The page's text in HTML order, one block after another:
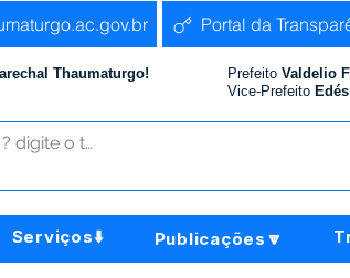
Portal da
Thaumaturgo! Prefeito Valdelio
Vice-Prefeito
Serviços⬇️ Publicações🔽